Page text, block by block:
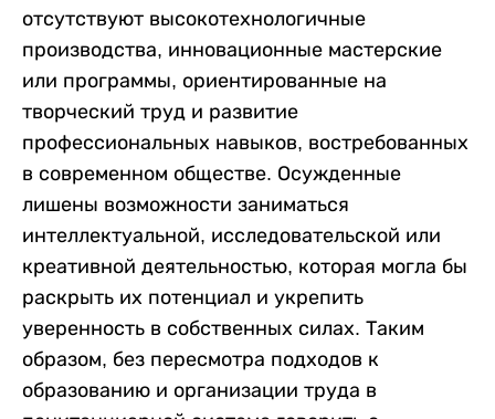
отсутствуют высокотехнологичные
производства, инновационные мастерские
или программы, ориентированные на
творческий труд и развитие
профессиональных навыков, востребованных
в современном обществе. Осужденные
лишены возможности заниматься
интеллектуальной, исследовательской или
креативной деятельностью, которая могла бы
раскрыть их потенциал и укрепить
уверенность в собственных силах. Таким
образом, без пересмотра подходов к
образованию и организации труда в